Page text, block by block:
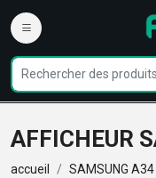
AFFICHEUR
accueil SAMSUNG A34